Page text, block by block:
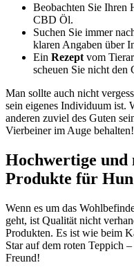
Beobachten Sie Ihren
CBD Öl.
Suchen Sie immer
klaren Angaben über
Ein Rezept vom
scheuen Sie nicht den
Man sollte auch nicht
sein eigenes Individuum ist.
anderen zuviel des Guten
Vierbeiner im Auge behalten!
Hochwertige
Produkte für
Wenn es um das
geht, ist Qualität nicht
Produkten. Es ist wie beim
Star auf dem roten Teppich
Freund!